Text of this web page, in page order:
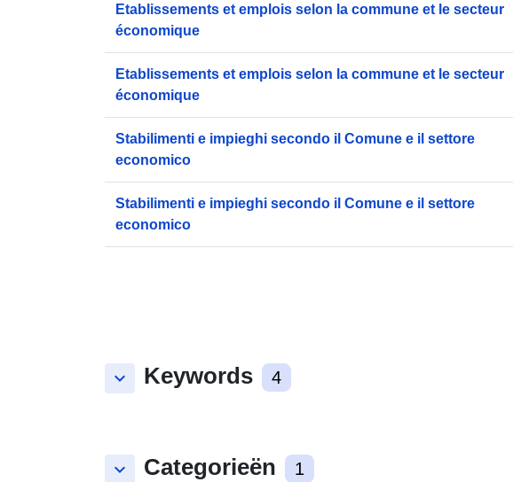
Etablissements et emplois selon la commune et le secteur
économique
Etablissements et emplois selon la commune et le secteur
économique
Stabilimenti e impieghi secondo il Comune e il settore
economico
Stabilimenti e impieghi secondo il Comune e il settore
economico
keyboard_arrow_down Keywords 4
keyboard_arrow_down Categorieën 1